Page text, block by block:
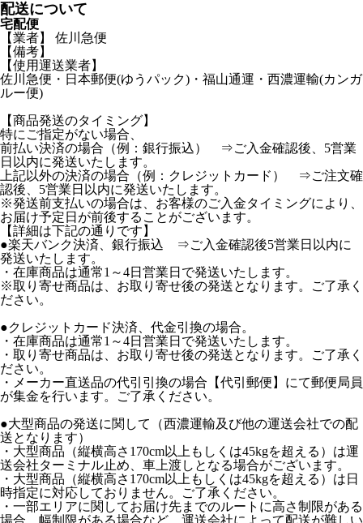
配送について
宅配便
【業者】 佐川急便
【備考】
【使用運送業者】
佐川急便・日本郵便(ゆうパック)・福山通運・西濃運輸(カンガ
ルー便)
【商品発送のタイミング】
特にご指定がない場合、
前払い決済の場合（例：銀行振込） ⇒ご入金確認後、5営業
日以内に発送いたします。
上記以外の決済の場合（例：クレジットカード） ⇒ご注文確
認後、5営業日以内に発送いたします。
※発送前支払いの場合は、お客様のご入金タイミングにより、
お届け予定日が前後することがございます。
【詳細は下記の通りです】
●楽天バンク決済、銀行振込 ⇒ご入金確認後5営業日以内に
発送いたします。
・在庫商品は通常1～4日営業日で発送いたします。
※取り寄せ商品は、お取り寄せ後の発送となります。ご了承く
ださい。
●クレジットカード決済、代金引換の場合。
・在庫商品は通常1～4日営業日で発送いたします。
・取り寄せ商品は、お取り寄せ後の発送となります。ご了承く
ださい。
・メーカー直送品の代引引換の場合【代引郵便】にて郵便局員
が集金を行います。ご了承ください。
●大型商品の発送に関して（西濃運輸及び他の運送会社での配
送となります）
・大型商品（縦横高さ170cm以上もしくは45kgを超える）は運
送会社ターミナル止め、車上渡しとなる場合がございます。
・大型商品（縦横高さ170cm以上もしくは45kgを超える）は日
時指定に対応しておりません。ご了承ください。
・一部エリアに関してお届け先までのルートに高さ制限がある